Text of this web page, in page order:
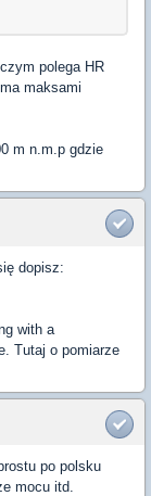
polega HR
maksami
m n.m.p gdzie
dopisz:
with a
Tutaj o pomiarze
po polsku
mocu itd.